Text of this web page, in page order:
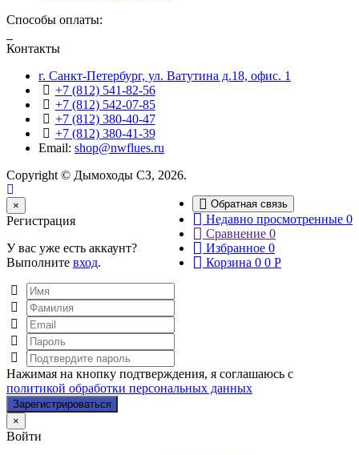
Способы оплаты:
Контакты
г. Санкт-Петербург, ул. Ватутина д.18, офис. 1
+7 (812) 541-82-56
+7 (812) 542-07-85
+7 (812) 380-40-47
+7 (812) 380-41-39
Email: shop@nwflues.ru
Copyright © Дымоходы СЗ, 2026.
Обратная связь
Недавно просмотренные 0
Сравнение 0
Избранное 0
Корзина 0 0 Р
×
Регистрация
У вас уже есть аккаунт?
Выполните вход.
Нажимая на кнопку подтверждения, я соглашаюсь с
политикой обработки персональных данных
×
Войти